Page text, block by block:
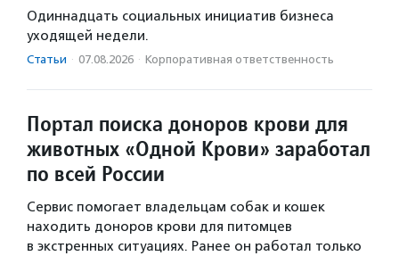
Одиннадцать социальных инициатив бизнеса
уходящей недели.
Статьи · 07.08.2026 · Корпоративная ответственность
Портал поиска доноров крови для
животных «Одной Крови» заработал
по всей России
Сервис помогает владельцам собак и кошек
находить доноров крови для питомцев
в экстренных ситуациях. Ранее он работал только